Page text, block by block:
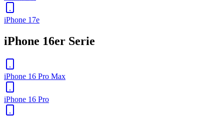
iPhone 17e
iPhone 16er Serie
iPhone 16 Pro Max
iPhone 16 Pro